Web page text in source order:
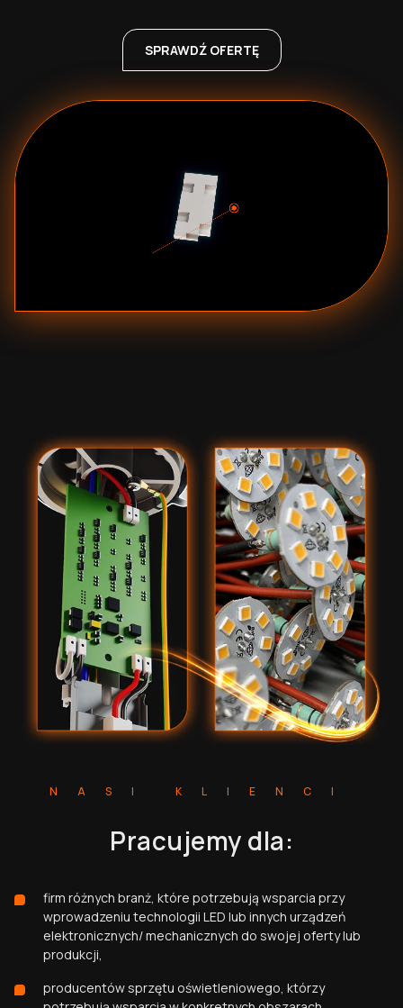
SPRAWDŹ OFERTĘ
NASI KLIENCI
Pracujemy dla:
firm różnych branż, które potrzebują wsparcia przy
wprowadzeniu technologii LED lub innych urządzeń
elektronicznych/ mechanicznych do swojej oferty lub
produkcji,
producentów sprzętu oświetleniowego, którzy